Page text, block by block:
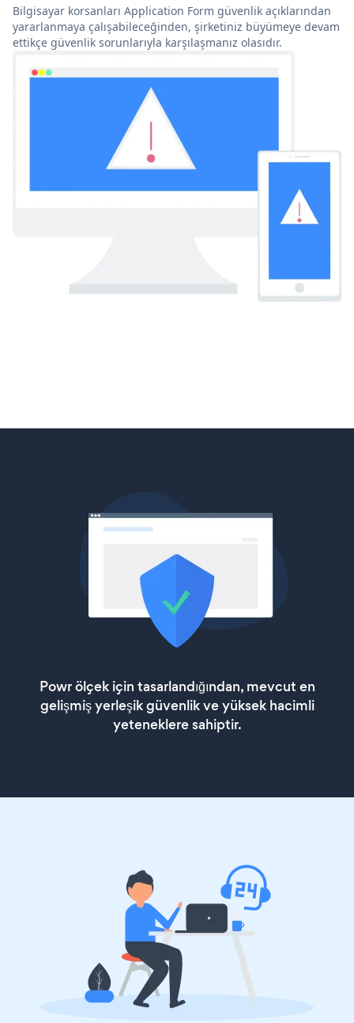
Bilgisayar korsanları Application Form güvenlik açıklarından
yararlanmaya çalışabileceğinden, şirketiniz büyümeye devam
ettikçe güvenlik sorunlarıyla karşılaşmanız olasıdır.
Powr ölçek için tasarlandığından, mevcut en
gelişmiş yerleşik güvenlik ve yüksek hacimli
yeteneklere sahiptir.